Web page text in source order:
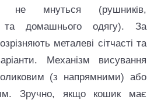
мнуться (рушників,
та домашнього одягу). За
металеві сітчасті та
Механізм висування
(з напрямними) або
Зручно, якщо кошик має